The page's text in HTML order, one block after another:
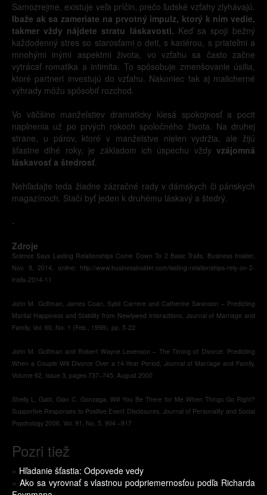
Samozrejme, existuje veľa príčin, prečo ľudské vzťahy zlyhávajú.
Ibaže ak sa zameriate na prvotný impulz, ktorý k nim vedie,
takmer vždy nájdete stratu láskavosti. Keď sa spojí bežný
každodenný stres so starosťami o deti, s kariérou, s priateľmi a
mnohými inými aspektmi života, vo vzťahu sa často začne
vytrácať romatika a intimita. To spôsobuje zmenšovanie úsilia,
ktoré partneri investujú do vzťahu. Nakoniec tak aj malicherné
výhrady môžu spôsobiť rozchod.
Vo väčšine manželstiev dramaticky klesá spokojnosť a pocit
naplnenia už po prvých rokoch spoločného života. Na druhej
strane, u párov, ktoré v manželstve nielen vydržia, ale žijú
šťastne dlhé roky, je základom ich úspechu vždy vzájomná
láskavosť a štedrosť.
Nehľadajte teda žiadne zázračné rady v dámskych či pánskych
magazínoch. Stačí byť jeden k druhému láskavý a štedrý.
-
Zdroje
Science Says Lasting Relationships Come Down To 2 Basic Traits, Business Insider,
Nov. 9, 2014, online: http://www.businessinsider.com/lasting-relationships-rely-on-2-
traits-2014-11
John M. Gottman, James Coan, Sybil Carrere and Catherine Swanson – Predicting
Marital Happiness and Stability from Newlywed Interactions, Journal of Marriage and
Family, Vol. 60, No. 1 (Feb., 1998), pp. 5-22
John M. Gottman and Robert Wayne Levenson – The Timing of Divorce: Predicting
When a Couple Will Divorce Over a 14-Year Period, Journal of Marriage and Family,
Volume 62, Issue 3, pages 737–745, August 2000
Shelly L. Gabl, Gian C. Gonzaga, Will You Be There for Me When Things Go Right?
Supportive Responses to Positive Event Disclosures, Journal of Personality and Social
Psychology 2006, Vol. 91, No. 5, 904 –917
Pozri tiež
» Hľadanie šťastia: Odpovede vedy
» Ako sa vyrovnať s vlastnou podpriemernosťou podľa Richarda